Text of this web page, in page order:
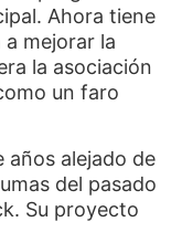
Ahora tiene
mejorar la
la asociación
un faro
años alejado de
del pasado
Su proyecto